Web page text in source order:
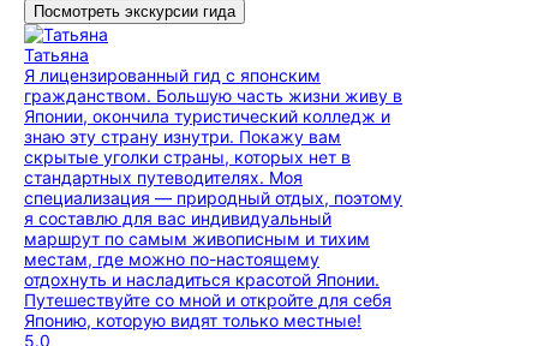
Посмотреть экскурсии гида
Татьяна
Я лицензированный гид с японским
гражданством. Большую часть жизни живу в
Японии, окончила туристический колледж и
знаю эту страну изнутри. Покажу вам
скрытые уголки страны, которых нет в
стандартных путеводителях. Моя
специализация — природный отдых, поэтому
я составлю для вас индивидуальный
маршрут по самым живописным и тихим
местам, где можно по-настоящему
отдохнуть и насладиться красотой Японии.
Путешествуйте со мной и откройте для себя
Японию, которую видят только местные!
5.0